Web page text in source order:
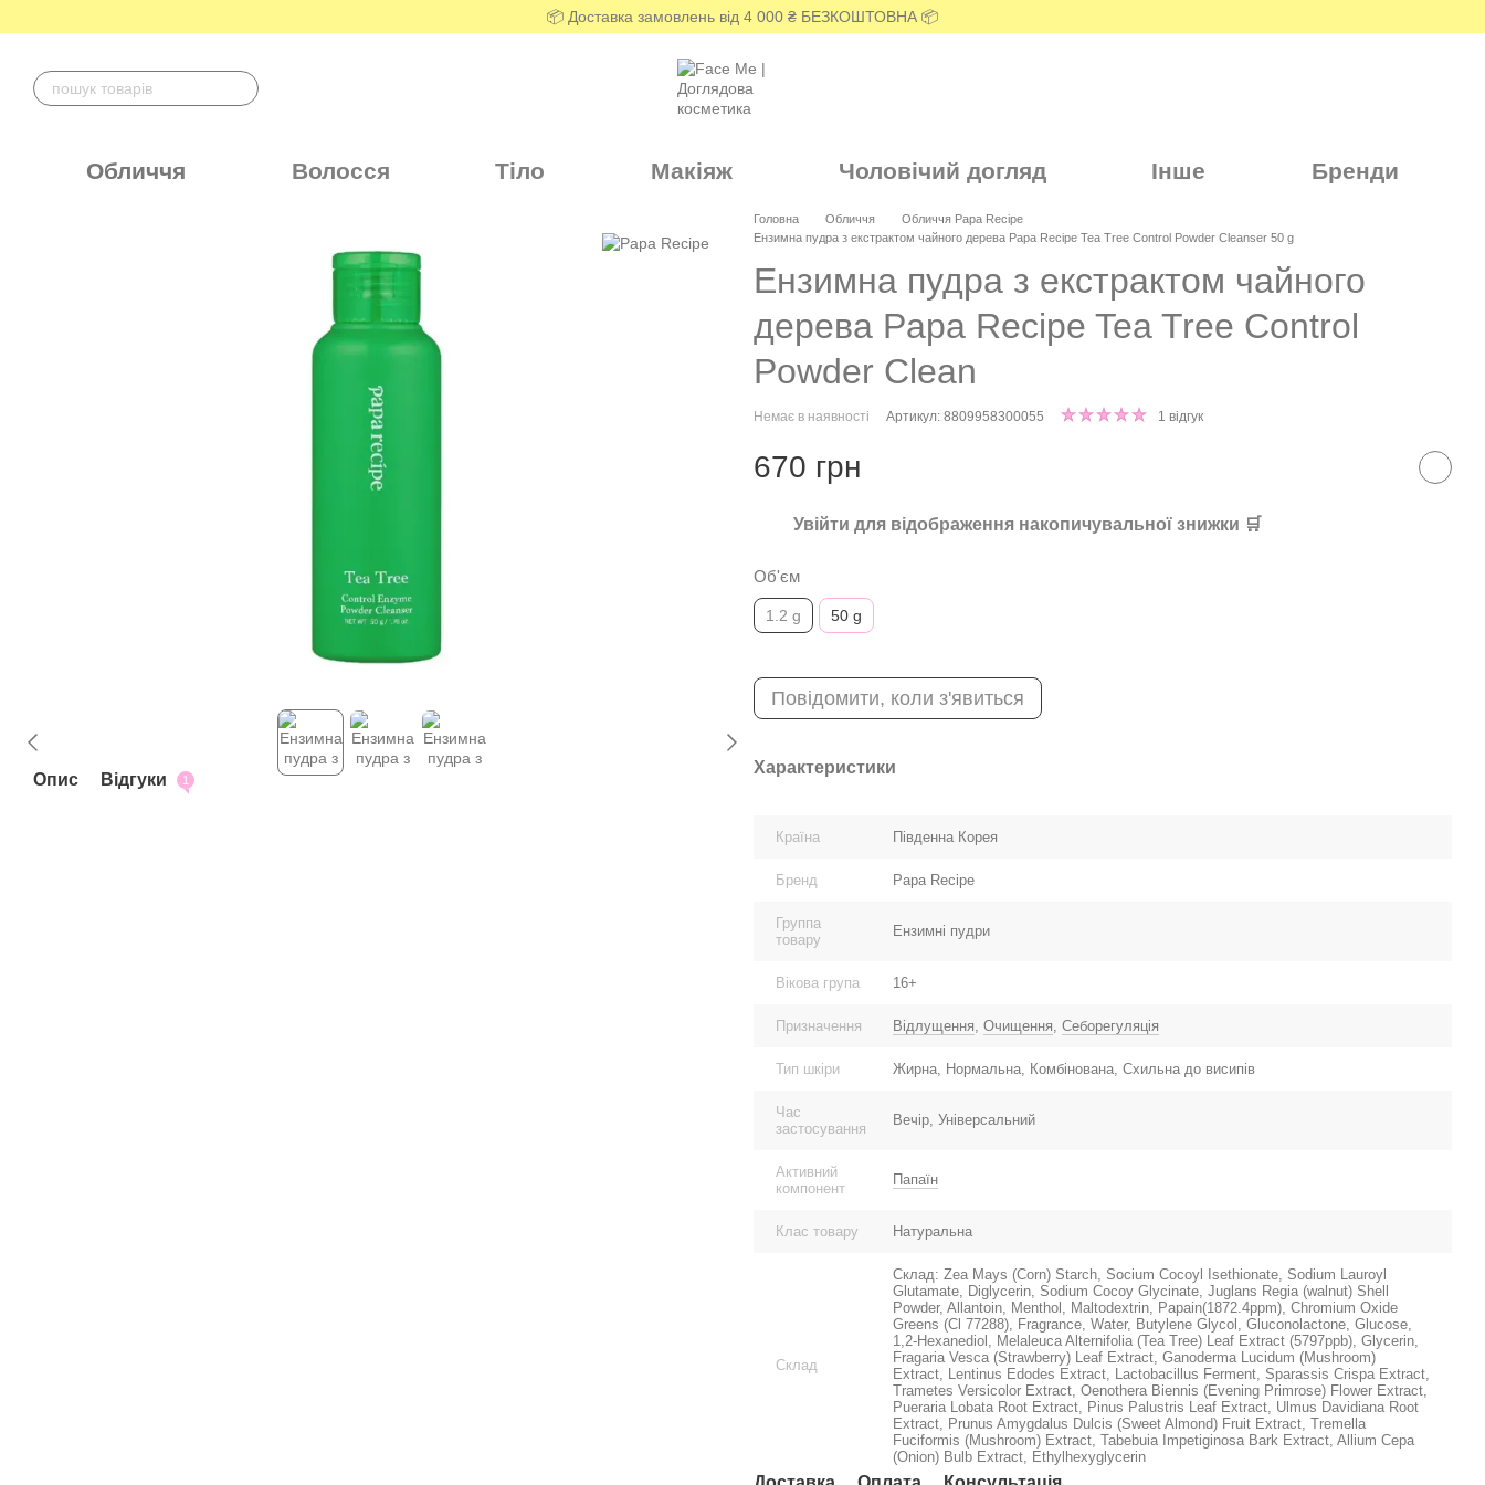
📦 Доставка замовлень від 4 000 ₴ БЕЗКОШТОВНА 📦
Обличчя Волосся Тіло Макіяж Чоловічий догляд Інше Бренди
Опис Відгуки 1
Головна Обличчя
Обличчя Papa Recipe
Ензимна пудра з екстрактом чайного дерева Papa Recipe Tea Tree Control Powder Cleanser 50 g
Ензимна пудра з екстрактом чайного
дерева Papa Recipe Tea Tree Control
Powder Clean
Немає в наявності Артикул: 8809958300055 1 відгук
670 грн
Увійти для відображення накопичувальної знижки 🛒
Об'єм
1.2 g 50 g
Повідомити, коли з'явиться
Характеристики
Країна Південна Корея
Бренд Papa Recipe
Группа
товару
Ензимні пудри
Вікова група 16+
Призначення Відлущення, Очищення, Себорегуляція
Тип шкіри Жирна, Нормальна, Комбінована, Схильна до висипів
Час
застосування
Вечір, Універсальний
Активний
компонент
Папаїн
Клас товару Натуральна
Склад
Склад: Zea Mays (Corn) Starch, Socium Cocoyl Isethionate, Sodium Lauroyl
Glutamate, Diglycerin, Sodium Cocoy Glycinate, Juglans Regia (walnut) Shell
Powder, Allantoin, Menthol, Maltodextrin, Papain(1872.4ppm), Chromium Oxide
Greens (Cl 77288), Fragrance, Water, Butylene Glycol, Gluconolactone, Glucose,
1,2-Hexanediol, Melaleuca Alternifolia (Tea Tree) Leaf Extract (5797ppb), Glycerin,
Fragaria Vesca (Strawberry) Leaf Extract, Ganoderma Lucidum (Mushroom)
Extract, Lentinus Edodes Extract, Lactobacillus Ferment, Sparassis Crispa Extract,
Trametes Versicolor Extract, Oenothera Biennis (Evening Primrose) Flower Extract,
Pueraria Lobata Root Extract, Pinus Palustris Leaf Extract, Ulmus Davidiana Root
Extract, Prunus Amygdalus Dulcis (Sweet Almond) Fruit Extract, Tremella
Fuciformis (Mushroom) Extract, Tabebuia Impetiginosa Bark Extract, Allium Cepa
(Onion) Bulb Extract, Ethylhexyglycerin